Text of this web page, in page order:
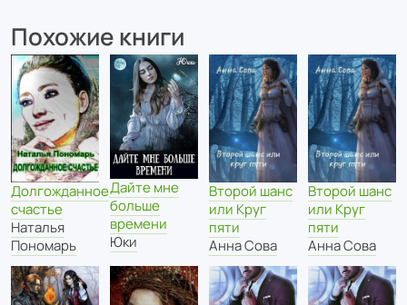
Похожие книги
Долгожданное
счастье
Наталья
Пономарь
Дайте мне
больше
времени
Юки
Второй шанс
или Круг
пяти
Анна Сова
Второй шанс
или Круг
пяти
Анна Сова